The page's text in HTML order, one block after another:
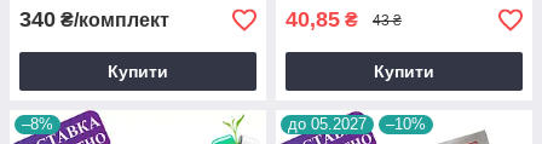
340 ₴/комплект
Купити
40,85 ₴ 43 ₴
Купити
–8% до 05.2027 –10%